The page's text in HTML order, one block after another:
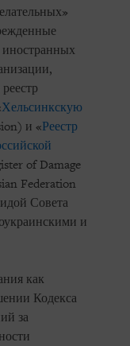
иностранных
Хельсинкскую
и «Реестр
of Damage
Federation
Совета
и
как
Кодекса
за